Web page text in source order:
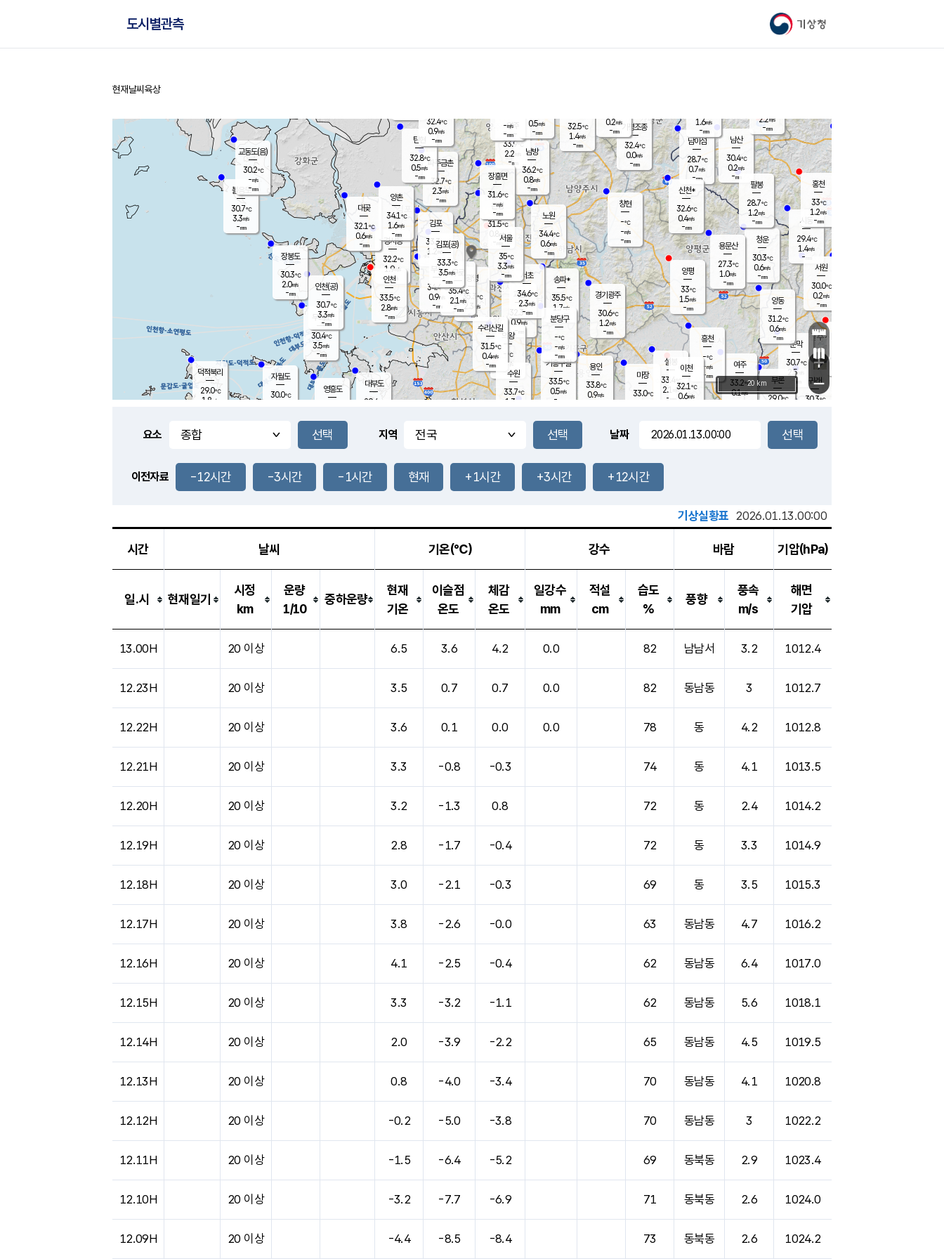
기상청
도시별관측
홈
현재날씨 육상
풍도
3.5m/s
문막
30.7℃
2.5m/s
mm
남이섬
28.7℃
0.7m/s
-mm
무의도
30.4℃
3.5m/s
-mm
영흥도
볼음도
30.7℃
3.3m/s
-mm
자월도
30.0℃
양주
33.9℃
2.2
-mm
부론
29.0℃
과천
32.3℃
0.9m/s
- mm
남산
30.4℃
0.2m/s
-mm
장봉도
30.3℃
2.0m/s
-mm
-mm
청운
30.3℃
0.6m/s
-mm
팔봉
28.7℃
1.2m/s
-mm
-mm
용인
33.8℃
0.9m/s
여주
33.2℃
0.1m/s
양동
31.2℃
0.6m/s
-mm
경기광주
30.6℃
1.2m/s
-mm
장호원
1.6m/s
-mm
31.8
℃
대부도
29.4
-
경서동
32.2℃
1.9m/s
-mm
파주금촌
32.7℃
2.3m/s
-mm
가평조종
32.4℃
0.0m/s
-mm
32.5℃
1.4m/s
-mm
대곶
32.1℃
0.6m/s
-mm
신천*
32.6℃
0.4m/s
-mm
창현
-℃
-m/s
-mm
탄현
32.8℃
0.5m/s
-mm
0.2m/s
-mm
34.9℃
1.3m/s
-mm
흥천
-℃
-m/s
-mm
마장
33.0℃
의왕
- ℃
m/s
mm
김포
33.3℃
1.2 m/s
mm
설봉
33.4℃
2.1 m/s
- mm
광명
35.3 ℃
2.3 m/s
-mm
부천
34.4℃
0.9m/s
-mm
-mm
양촌
34.1℃
1.6m/s
-mm
구로
35.4℃
2.1 m/s
-mm
은평
31.5℃
0.8 m/s
- mm
노원
34.4℃
0.6m/s
-mm
송파*
35.5℃
1.7m/s
-mm
서초
34.6℃
2.3m/s
-mm
남방
36.2℃
0.8m/s
-mm
기흥구갈
33.5℃
0.5m/s
-
수리산길
31.5℃
0.4m/s
-mm
분당구
-℃
-m/s
-mm
장흥면
31.6℃
-m/s
-mm
-m/s
-mm
시동
29.4℃
1.4m/s
- mm
귀래
30.3℃
서원
30.0℃
0.2m/s
-mm
용문산
27.3℃
1.0m/s
-mm
덕적북리
29.0℃
1.8 m/s
인천(공)
30.7℃
3.3m/s
-mm
김포(공)
33.3℃
3.5m/s
-mm
교동도(음)
30.2℃
-m/s
-mm
홍천
33℃
1.2m/s
-mm
이천
32.1℃
0.6m/s
양평
33℃
1.5m/s
-mm
수원
33.7℃
1.3 m/s
인천
33.5℃
2.8m/s
-mm
서울
35℃
3.3m/s
-mm
2.2m/s
-mm
32.4℃
0.9m/s
-mm
0.5m/s
-mm
+
−
20 km
요소 지역 날짜
이전자료 -12시간 -3시간 -1시간 현재 +1시간 +3시간 +12시간
기상실황표 2026.01.13.00:00
시간 날씨 기온(℃) 강수 바람 기압(hPa)
일.시 현재일기
시정
km
운량
1/10
중하운량
현재
기온
이슬점
온도
체감
온도
일강수
mm
적설
cm
습도
%
풍향
풍속
m/s
해면
기압
13.00H 20 이상 6.5 3.6 4.2 0.0 82 남남서 3.2 1012.4
12.23H 20 이상 3.5 0.7 0.7 0.0 82 동남동 3 1012.7
12.22H 20 이상 3.6 0.1 0.0 0.0 78 동 4.2 1012.8
12.21H 20 이상 3.3 -0.8 -0.3 74 동 4.1 1013.5
12.20H 20 이상 3.2 -1.3 0.8 72 동 2.4 1014.2
12.19H 20 이상 2.8 -1.7 -0.4 72 동 3.3 1014.9
12.18H 20 이상 3.0 -2.1 -0.3 69 동 3.5 1015.3
12.17H 20 이상 3.8 -2.6 -0.0 63 동남동 4.7 1016.2
12.16H 20 이상 4.1 -2.5 -0.4 62 동남동 6.4 1017.0
12.15H 20 이상 3.3 -3.2 -1.1 62 동남동 5.6 1018.1
12.14H 20 이상 2.0 -3.9 -2.2 65 동남동 4.5 1019.5
12.13H 20 이상 0.8 -4.0 -3.4 70 동남동 4.1 1020.8
12.12H 20 이상 -0.2 -5.0 -3.8 70 동남동 3 1022.2
12.11H 20 이상 -1.5 -6.4 -5.2 69 동북동 2.9 1023.4
12.10H 20 이상 -3.2 -7.7 -6.9 71 동북동 2.6 1024.0
12.09H 20 이상 -4.4 -8.5 -8.4 73 동북동 2.6 1024.2